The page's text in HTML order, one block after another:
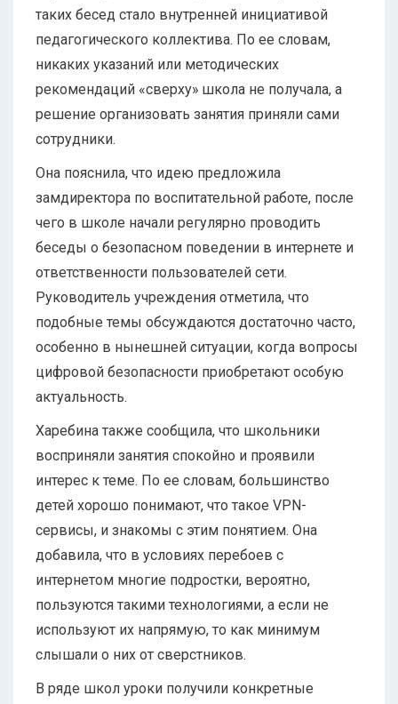
таких бесед стало внутренней инициативой
педагогического коллектива. По ее словам,
никаких указаний или методических
рекомендаций «сверху» школа не получала, а
решение организовать занятия приняли сами
сотрудники.
Она пояснила, что идею предложила
замдиректора по воспитательной работе, после
чего в школе начали регулярно проводить
беседы о безопасном поведении в интернете и
ответственности пользователей сети.
Руководитель учреждения отметила, что
подобные темы обсуждаются достаточно часто,
особенно в нынешней ситуации, когда вопросы
цифровой безопасности приобретают особую
актуальность.
Харебина также сообщила, что школьники
восприняли занятия спокойно и проявили
интерес к теме. По ее словам, большинство
детей хорошо понимают, что такое VPN-
сервисы, и знакомы с этим понятием. Она
добавила, что в условиях перебоев с
интернетом многие подростки, вероятно,
пользуются такими технологиями, а если не
используют их напрямую, то как минимум
слышали о них от сверстников.
В ряде школ уроки получили конкретные